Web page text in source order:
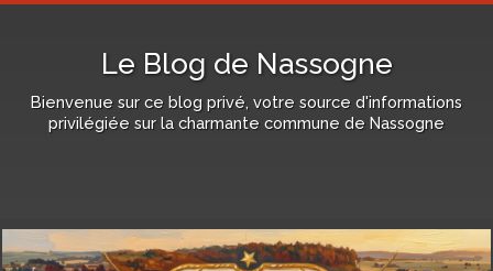
Le Blog de Nassogne
Bienvenue sur ce blog privé, votre source d'informations
privilégiée sur la charmante commune de Nassogne